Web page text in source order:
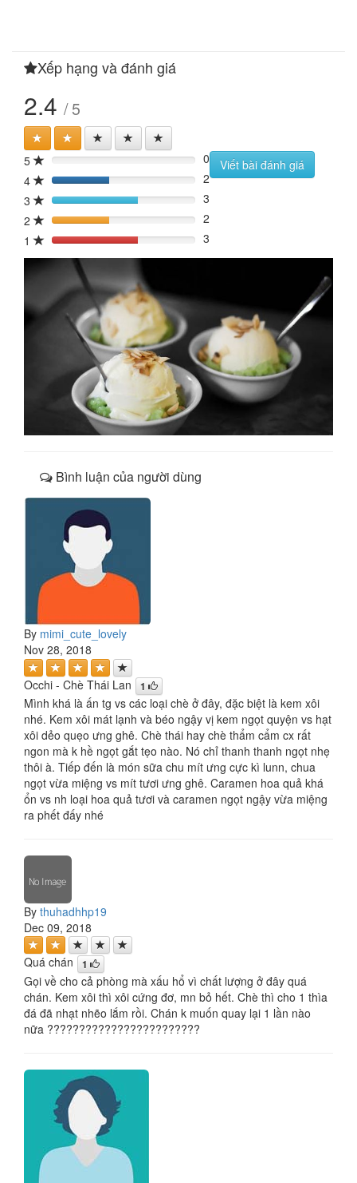
Xếp hạng và đánh giá
2.4 / 5
5 0%
0
4
40%
2
3
60%
3
2
40%
2
1
60% 3
Viết bài đánh giá
Bình luận của người dùng
By mimi_cute_lovely
Nov 28, 2018
Occhi - Chè Thái Lan 1
Mình khá là ấn tg vs các loại chè ở đây, đặc biệt là kem xôi
nhé. Kem xôi mát lạnh và béo ngậy vị kem ngọt quyện vs hạt
xôi dẻo quẹo ưng ghê. Chè thái hay chè thẩm cẩm cx rất
ngon mà k hề ngọt gắt tẹo nào. Nó chỉ thanh thanh ngọt nhẹ
thôi à. Tiếp đến là món sữa chu mít ưng cực kì lunn, chua
ngọt vừa miệng vs mít tươi ưng ghê. Caramen hoa quả khá
ổn vs nh loại hoa quả tươi và caramen ngọt ngậy vừa miệng
ra phết đấy nhé
By thuhadhhp19
Dec 09, 2018
Quá chán 1
Gọi về cho cả phòng mà xấu hổ vì chất lượng ở đây quá
chán. Kem xôi thì xôi cứng đơ, mn bỏ hết. Chè thì cho 1 thìa
đá đã nhạt nhẽo lắm rồi. Chán k muốn quay lại 1 lần nào
nữa ????????????????????????